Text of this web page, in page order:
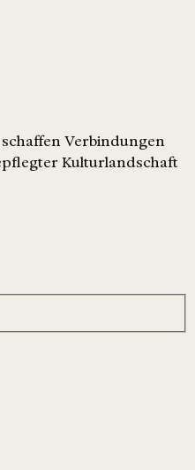
Verbindungen
Kulturlandschaft